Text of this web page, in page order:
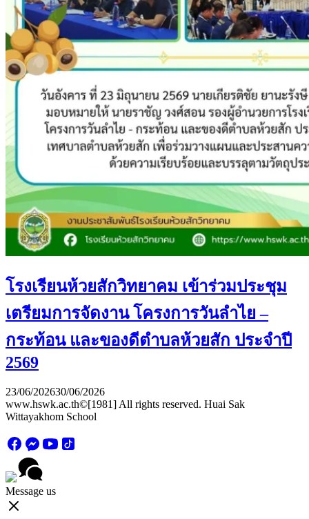
โรงเรียนห้วยสักวิทยาคม เข้าร่วมประชุม
เตรียมการจัดงาน โครงการวันลำไย –
กระท้อน และของดีตำบลห้วยสัก ประจำปี
2569
23/06/202630/06/2026
www.hswk.ac.th©[1981] All rights reserved. Huai Sak
Wittayakhom School
Message us